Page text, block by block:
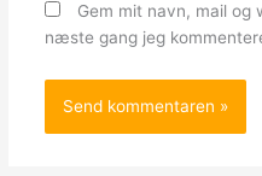
Gem mit navn, mail og
næste gang jeg